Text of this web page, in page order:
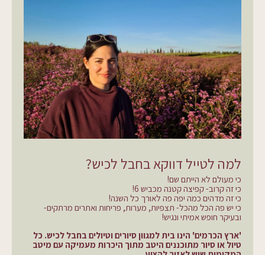
למה לטייל דווקא בחבל לכיש?
כי מעולם לא הייתם שם!
כי זה קרוב- קפיצה קטנה מכביש 6!
כי זה מדהים כמה יפה פה לאורך כל השנה!
כי יש פה הכל מהכל- תצפיות, מערות, פריחות ואתרים מרתקים-
ובעיקר חופש אמיתי ונגיש!
'ארץ הכרמים' הינו בית למגוון סיורים וטיולים בחבל לכיש. כל
טיול או סיור מתוכננים היטב מתוך היכרות מעמיקה עם מיטב